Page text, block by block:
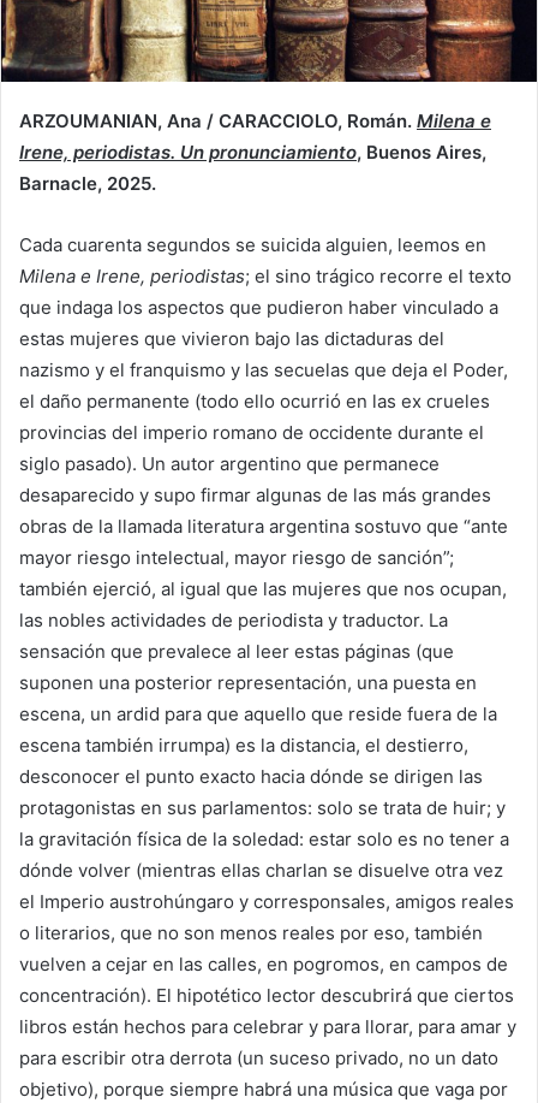
ARZOUMANIAN, Ana / CARACCIOLO, Román. Milena e
Irene, periodistas. Un pronunciamiento, Buenos Aires,
Barnacle, 2025.
Cada cuarenta segundos se suicida alguien, leemos en
Milena e Irene, periodistas; el sino trágico recorre el texto
que indaga los aspectos que pudieron haber vinculado a
estas mujeres que vivieron bajo las dictaduras del
nazismo y el franquismo y las secuelas que deja el Poder,
el daño permanente (todo ello ocurrió en las ex crueles
provincias del imperio romano de occidente durante el
siglo pasado). Un autor argentino que permanece
desaparecido y supo firmar algunas de las más grandes
obras de la llamada literatura argentina sostuvo que “ante
mayor riesgo intelectual, mayor riesgo de sanción”;
también ejerció, al igual que las mujeres que nos ocupan,
las nobles actividades de periodista y traductor. La
sensación que prevalece al leer estas páginas (que
suponen una posterior representación, una puesta en
escena, un ardid para que aquello que reside fuera de la
escena también irrumpa) es la distancia, el destierro,
desconocer el punto exacto hacia dónde se dirigen las
protagonistas en sus parlamentos: solo se trata de huir; y
la gravitación física de la soledad: estar solo es no tener a
dónde volver (mientras ellas charlan se disuelve otra vez
el Imperio austrohúngaro y corresponsales, amigos reales
o literarios, que no son menos reales por eso, también
vuelven a cejar en las calles, en pogromos, en campos de
concentración). El hipotético lector descubrirá que ciertos
libros están hechos para celebrar y para llorar, para amar y
para escribir otra derrota (un suceso privado, no un dato
objetivo), porque siempre habrá una música que vaga por